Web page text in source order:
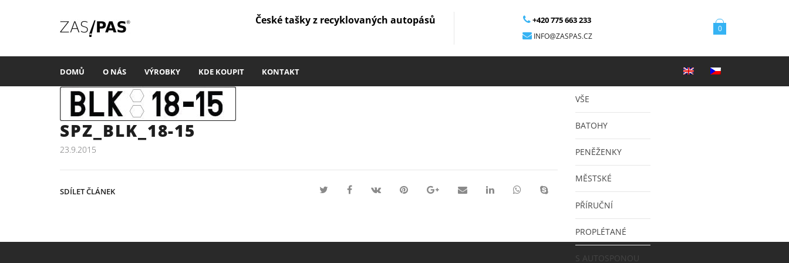
České tašky z recyklovaných autopásů +420 775 663 233
INFO@ZASPAS.CZ
0
DOMŮ O NÁS VÝROBKY KDE KOUPIT KONTAKT
SPZ_BLK_18-15
23.9.2015
SDÍLET ČLÁNEK
VŠE
BATOHY
PENĚŽENKY
MĚSTSKÉ
PŘÍRUČNÍ
PROPLÉTANÉ
S AUTOSPONOU